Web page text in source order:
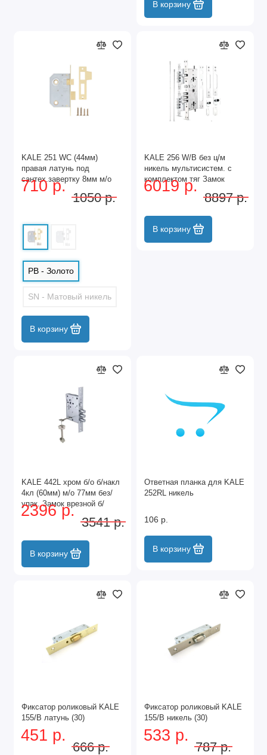
В корзину
KALE 251 WС (44мм)
правая латунь под
сантех.завертку 8мм м/о
62мм Защелка (60)
710 р.
1050 р.
PB - Золото
SN - Матовый никель
В корзину
KALE 256 W/B без ц/м
никель мультисистем. с
комплектом тяг Замок
врезной тяж. (4)
6019 р.
8897 р.
В корзину
KALE 442L хром б/о б/накл
4кл (60мм) м/о 77мм без/
упак. Замок врезной б/
ручек (20)
2396 р.
3541 р.
В корзину
Ответная планка для KALE
252RL никель
106 р.
В корзину
Фиксатор роликовый KALE
155/B латунь (30)
451 р.
666 р.
Фиксатор роликовый KALE
155/B никель (30)
533 р.
787 р.